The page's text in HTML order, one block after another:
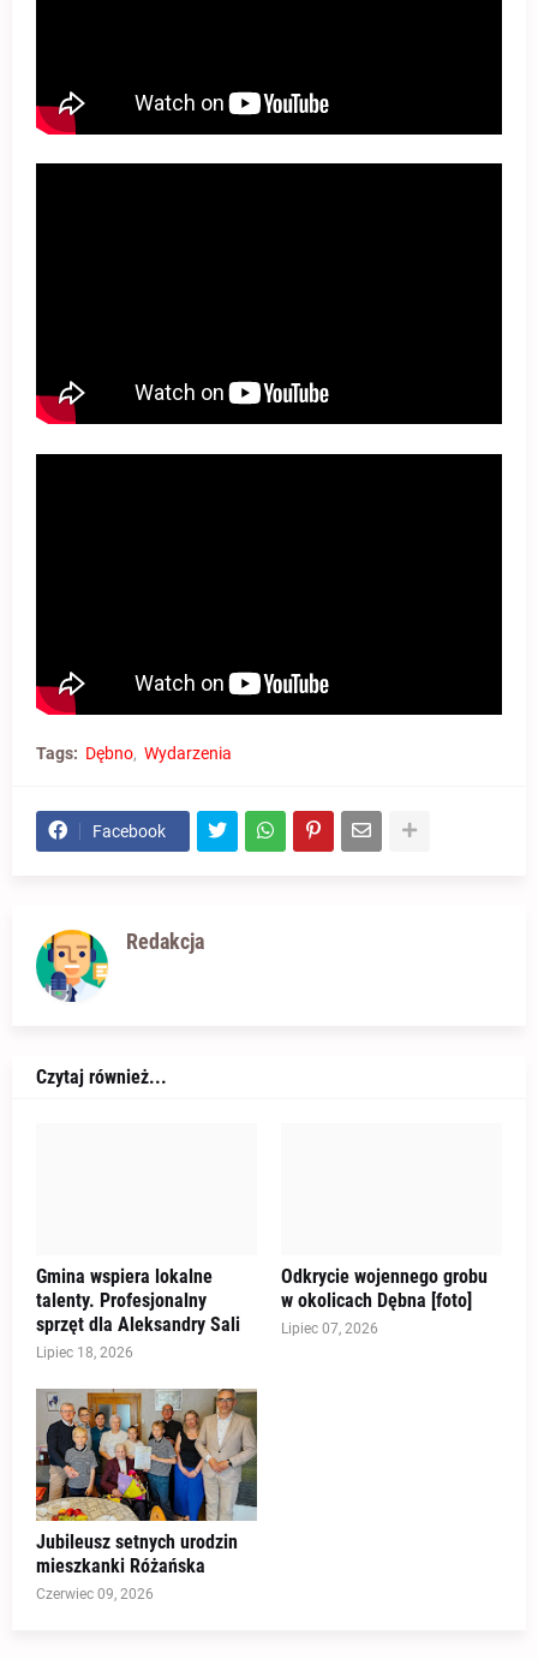
Tags: Dębno Wydarzenia
Facebook
Redakcja
Czytaj również...
Gmina wspiera lokalne
talenty. Profesjonalny
sprzęt dla Aleksandry Sali
Lipiec 18, 2026
Odkrycie wojennego grobu
w okolicach Dębna [foto]
Lipiec 07, 2026
Jubileusz setnych urodzin
mieszkanki Różańska
Czerwiec 09, 2026